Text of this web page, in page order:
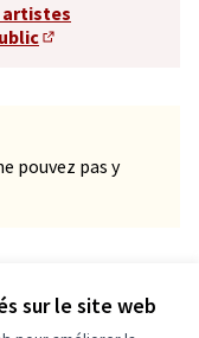
sur le site web
artistes
pouvez pas y